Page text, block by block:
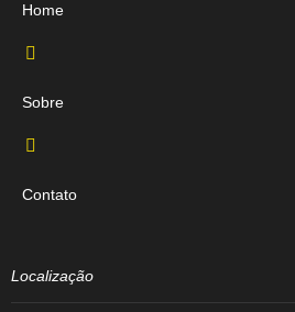
Home
Sobre
Contato
Localização